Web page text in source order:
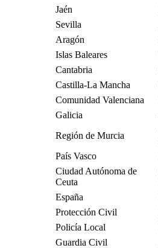
Jaén
Sevilla
Aragón
Islas Baleares
Cantabria
Castilla-La Mancha
Comunidad Valenciana
Galicia
Región de Murcia
País Vasco
Ciudad Autónoma de
Ceuta
España
Protección Civil
Policía Local
Guardia Civil